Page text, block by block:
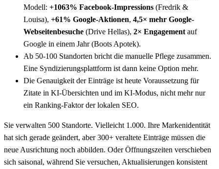
Modell: +1063% Facebook-Impressions (Fredrik &
Louisa), +61% Google-Aktionen, 4,5× mehr Google-
Webseitenbesuche (Drive Hellas), 2× Engagement auf
Google in einem Jahr (Boots Apotek).
Ab 50-100 Standorten bricht die manuelle Pflege zusammen.
Eine Syndizierungsplattform ist dann keine Option mehr.
Die Genauigkeit der Einträge ist heute Voraussetzung für
Zitate in KI-Übersichten und im KI-Modus, nicht mehr nur
ein Ranking-Faktor der lokalen SEO.
Sie verwalten 500 Standorte. Vielleicht 1.000. Ihre Markenidentität
hat sich gerade geändert, aber 300+ veraltete Einträge müssen die
neue Ausrichtung noch abbilden. Oder Öffnungszeiten verschieben
sich saisonal, während Sie versuchen, Aktualisierungen konsistent